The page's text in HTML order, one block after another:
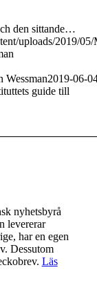
den sittande…
uploads/2019/05/
Wessman2019-06-
guide till
nyhets­byrå
levererar
har en egen
Dessutom
Läs